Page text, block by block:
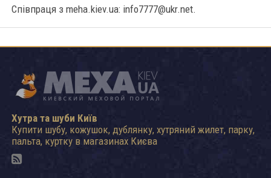
Співпраця з meha.kiev.ua: info7777@ukr.net.
Хутра та шуби Київ
Купити шубу, кожушок, дублянку, хутряний жилет, парку,
пальта, куртку в магазинах Києва